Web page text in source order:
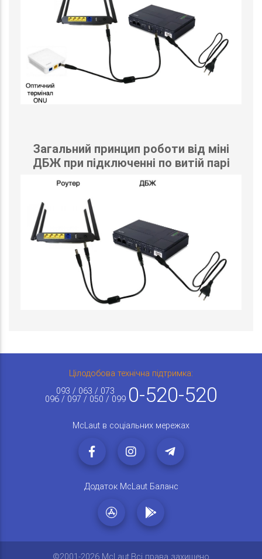
Загальний принцип роботи від міні
ДБЖ при підключенні по витій парі
Цілодобова технічна підтримка:
093 / 063 / 073
096 / 097 / 050 / 099 0-520-520
McLaut в соціальних мережах
Додаток McLaut Баланс
©2001-2026 McLaut.Всі права захищено